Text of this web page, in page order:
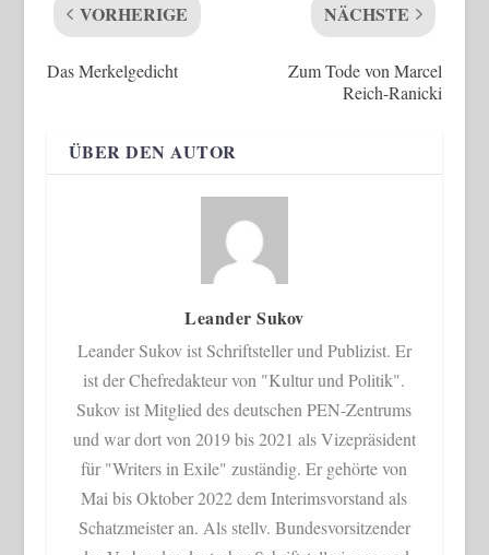
VORHERIGE
Das Merkelgedicht
NÄCHSTE
Zum Tode von Marcel
Reich-Ranicki
ÜBER DEN AUTOR
Leander Sukov
Leander Sukov ist Schriftsteller und Publizist. Er
ist der Chefredakteur von "Kultur und Politik".
Sukov ist Mitglied des deutschen PEN-Zentrums
und war dort von 2019 bis 2021 als Vizepräsident
für "Writers in Exile" zuständig. Er gehörte von
Mai bis Oktober 2022 dem Interimsvorstand als
Schatzmeister an. Als stellv. Bundesvorsitzender